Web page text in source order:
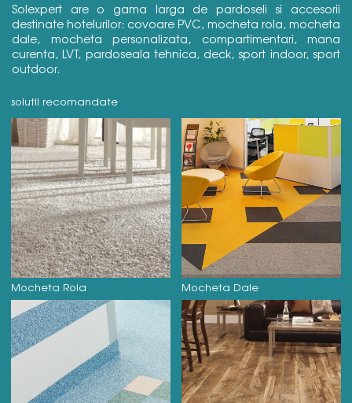
Solexpert are o gama larga de pardoseli si accesorii
destinate hotelurilor: covoare PVC, mocheta rola, mocheta
dale, mocheta personalizata, compartimentari, mana
curenta, LVT, pardoseala tehnica, deck, sport indoor, sport
outdoor.
solutii recomandate
Mocheta Rola Mocheta Dale